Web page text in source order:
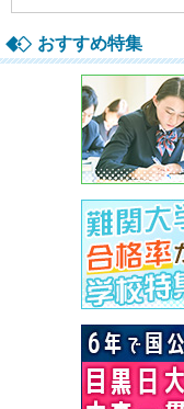
おすすめ特集